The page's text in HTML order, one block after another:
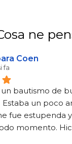
ne
Coen
fa
un bautismo de
un poco
fue estupenda
momento.